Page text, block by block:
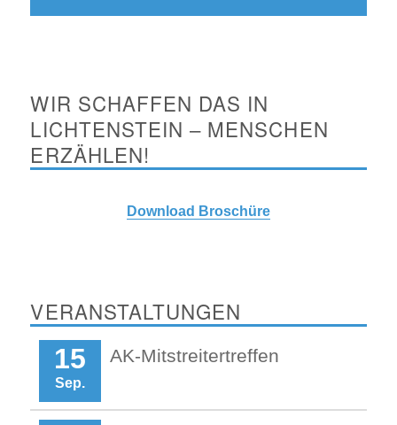
WIR SCHAFFEN DAS IN
LICHTENSTEIN – MENSCHEN
ERZÄHLEN!
Download Broschüre
VERANSTALTUNGEN
15
Sep.
AK-Mitstreitertreffen